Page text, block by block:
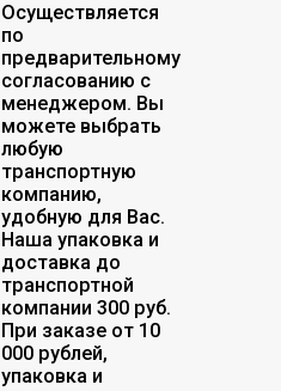
Осуществляется
по
предварительному
согласованию с
менеджером. Вы
можете выбрать
любую
транспортную
компанию,
удобную для Вас.
Наша упаковка и
доставка до
транспортной
компании 300 руб.
При заказе от 10
000 рублей,
упаковка и